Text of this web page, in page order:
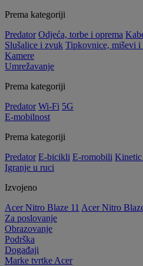
Prema kategoriji
Predator Odjeća, torbe i oprema
Slušalice i zvuk Tipkovnice, miševi i
Kamere
Umrežavanje
Prema kategoriji
Predator Wi-Fi 5G
E-mobilnost
Prema kategoriji
Predator E-bicikli E-romobili Kinetic
Igranje u ruci
Izvojeno
Acer Nitro Blaze 11 Acer Nitro
Za poslovanje
Obrazovanje
Podrška
Događaji
Marke tvrtke Acer